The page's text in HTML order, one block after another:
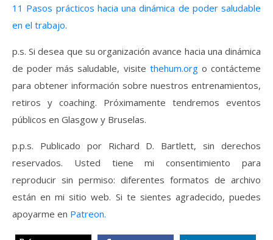
11 Pasos prácticos hacia una dinámica de poder saludable
en el trabajo.
p.s. Si desea que su organización avance hacia una dinámica
de poder más saludable, visite thehum.orgo contácteme
para obtener información sobre nuestros entrenamientos,
retiros y coaching. Próximamente tendremos eventos
públicos en Glasgow y Bruselas.
p.p.s. Publicado por Richard D. Bartlett, sin derechos
reservados. Usted tiene mi consentimiento para
reproducir sin permiso: diferentes formatos de archivo
están en mi sitio web. Si te sientes agradecido, puedes
apoyarme en Patreon.